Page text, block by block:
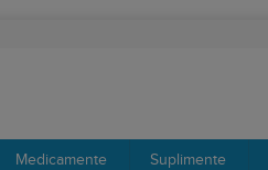
Medicamente Suplimente